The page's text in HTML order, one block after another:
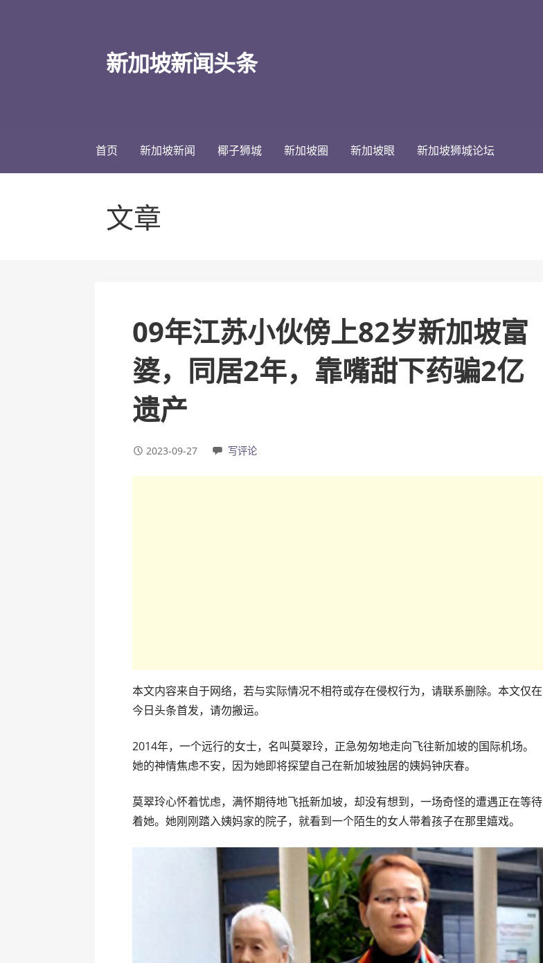
新加坡新闻头条
首页 新加坡新闻 椰子狮城 新加坡圈 新加坡眼 新加坡狮城论坛
文章
09年江苏小伙傍上82岁新加坡富
婆，同居2年，靠嘴甜下药骗2亿
遗产
2023-09-27 写评论
本文内容来自于网络，若与实际情况不相符或存在侵权行为，请联系删除。本文仅在
今日头条首发，请勿搬运。
2014年，一个远行的女士，名叫莫翠玲，正急匆匆地走向飞往新加坡的国际机场。
她的神情焦虑不安，因为她即将探望自己在新加坡独居的姨妈钟庆春。
莫翠玲心怀着忧虑，满怀期待地飞抵新加坡，却没有想到，一场奇怪的遭遇正在等待
着她。她刚刚踏入姨妈家的院子，就看到一个陌生的女人带着孩子在那里嬉戏。